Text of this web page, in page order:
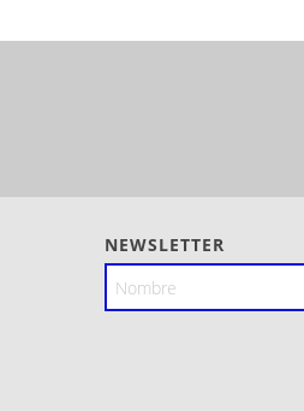
NEWSLETTER